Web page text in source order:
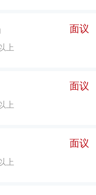
省级职防机构。全院
人员占91.3%，其中
设27个职能（管理）科
技科室。先后获得卫
适宜技术推广奖一等奖
二等奖10项、广西医
面议
上
面议
上
面议
上